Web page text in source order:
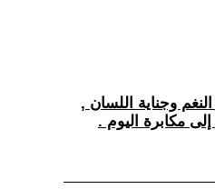
وجناية اللسان ,
مكابرة اليوم .